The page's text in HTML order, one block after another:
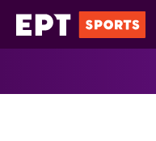
Μετάβαση
σε